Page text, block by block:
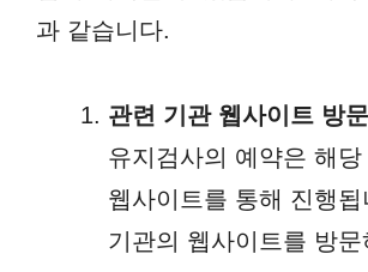
과 같습니다.
관련 기관 웹사이트 방
유지검사의 예약은 해당
웹사이트를 통해 진행됩
기관의 웹사이트를 방문